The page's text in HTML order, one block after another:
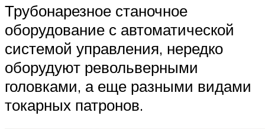
Трубонарезное станочное
оборудование с автоматической
системой управления, нередко
оборудуют револьверными
головками, а еще разными видами
токарных патронов.